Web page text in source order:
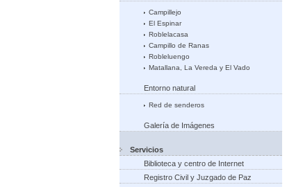
Campillejo
El Espinar
Roblelacasa
Campillo de Ranas
Robleluengo
Matallana, La Vereda y El Vado
Entorno natural
Red de senderos
Galería de Imágenes
Servicios
Biblioteca y centro de Internet
Registro Civil y Juzgado de Paz